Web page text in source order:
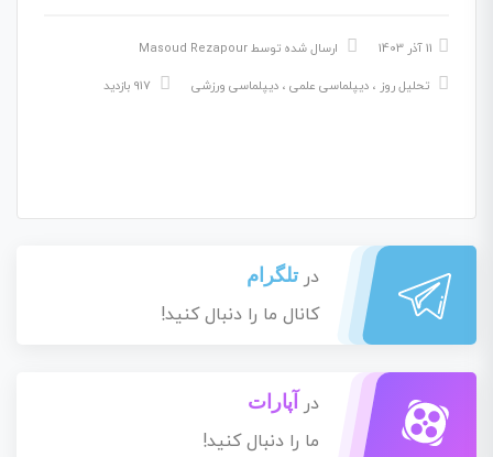
11 آذر 1403 ارسال شده توسطMasoud Rezapour
تحلیل روز ، دیپلماسی علمی ، دیپلماسی ورزشی
در تلگرام
کانال ما را دنبال کنید!
در آپارات
ما را دنبال کنید!